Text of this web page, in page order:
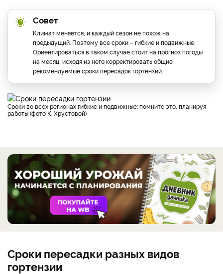
Совет
Климат меняется, и каждый сезон не похож на
предыдущий. Поэтому все сроки – гибкие и подвижные.
Ориентироваться в таком случае стоит на прогноз погоды
на месяц, исходя из него корректировать общие
рекомендуемые сроки пересадок гортензий.
Сроки во всех регионах гибкие и подвижные: помните это, планируя
работы (фото К. Хрустовой)
Сроки пересадки разных видов
гортензии